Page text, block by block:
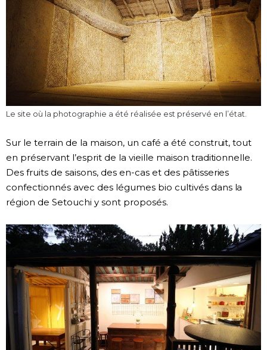
Le site où la photographie a été réalisée est préservé en l’état.
Sur le terrain de la maison, un café a été construit, tout
en préservant l’esprit de la vieille maison traditionnelle.
Des fruits de saisons, des en-cas et des pâtisseries
confectionnés avec des légumes bio cultivés dans la
région de Setouchi y sont proposés.